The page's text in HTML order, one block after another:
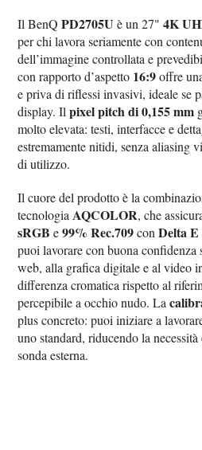
Il BenQPD2705U è un 27"4K
per chi lavora seriamente con
dell’immagine controllata e
con rapporto d’aspetto 16:9offre
e priva di riflessi invasivi, ideale se
display. Ilpixel pitch di 0,155 mm
molto elevata: testi, interfacce e
estremamente nitidi, senza aliasing
di utilizzo.
Il cuore del prodotto è la
tecnologia AQCOLOR, che
sRGB e99% Rec.709conDelta E
puoi lavorare con buona confidenza
web, alla grafica digitale e al video
differenza cromatica rispetto al
percepibile a occhio nudo. La
plus concreto: puoi iniziare a
uno standard, riducendo la
sonda esterna.